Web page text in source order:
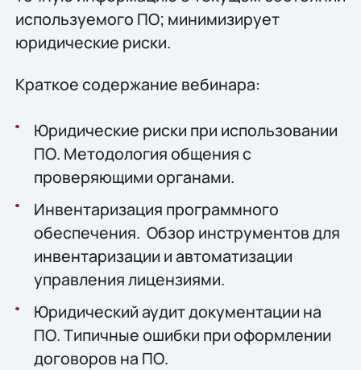
используемого ПО; минимизирует
юридические риски.
Краткое содержание вебинара:
Юридические риски при использовании
ПО. Методология общения с
проверяющими органами.
Инвентаризация программного
обеспечения. Обзор инструментов для
инвентаризации и автоматизации
управления лицензиями.
Юридический аудит документации на
ПО. Типичные ошибки при оформлении
договоров на ПО.